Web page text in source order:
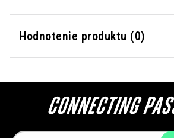
Hodnotenie produktu (0)